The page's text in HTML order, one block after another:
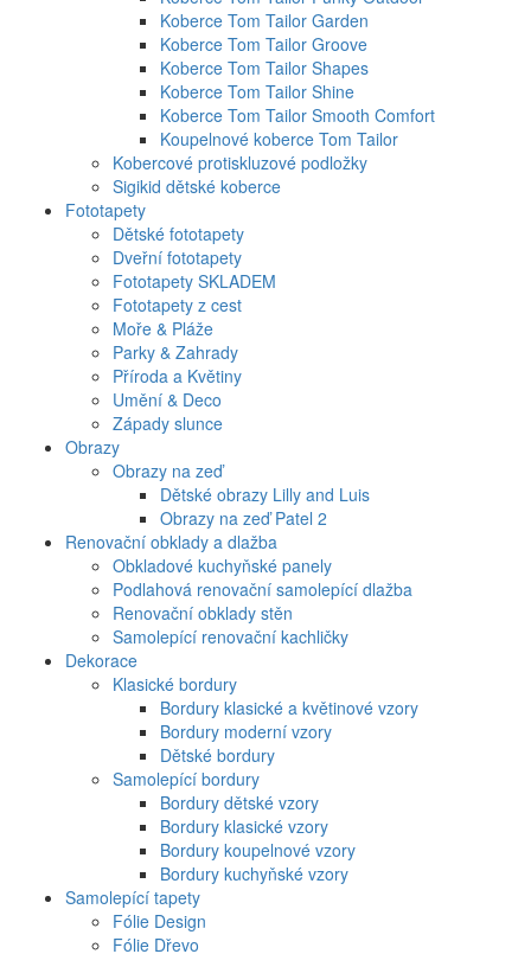
Koberce Tom Tailor Garden
Koberce Tom Tailor Groove
Koberce Tom Tailor Shapes
Koberce Tom Tailor Shine
Koberce Tom Tailor Smooth Comfort
Koupelnové koberce Tom Tailor
Kobercové protiskluzové podložky
Sigikid dětské koberce
Fototapety
Dětské fototapety
Dveřní fototapety
Fototapety SKLADEM
Fototapety z cest
Moře & Pláže
Parky & Zahrady
Příroda a Květiny
Umění & Deco
Západy slunce
Obrazy
Obrazy na zeď
Dětské obrazy Lilly and Luis
Obrazy na zeď Patel 2
Renovační obklady a dlažba
Obkladové kuchyňské panely
Podlahová renovační samolepící dlažba
Renovační obklady stěn
Samolepící renovační kachličky
Dekorace
Klasické bordury
Bordury klasické a květinové vzory
Bordury moderní vzory
Dětské bordury
Samolepící bordury
Bordury dětské vzory
Bordury klasické vzory
Bordury koupelnové vzory
Bordury kuchyňské vzory
Samolepící tapety
Fólie Design
Fólie Dřevo